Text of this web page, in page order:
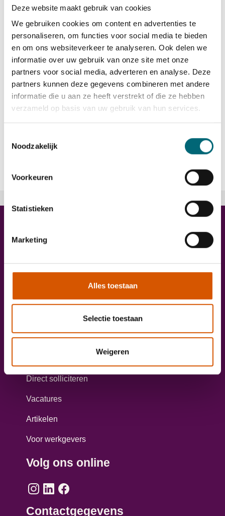
Deze website maakt gebruik van cookies
We gebruiken cookies om content en advertenties te
personaliseren, om functies voor social media te bieden
en om ons websiteverkeer te analyseren. Ook delen we
informatie over uw gebruik van onze site met onze
partners voor social media, adverteren en analyse. Deze
partners kunnen deze gegevens combineren met andere
informatie die u aan ze heeft verstrekt of die ze hebben
verzameld op basis van uw gebruik van hun services.
Noodzakelijk
Voorkeuren
Statistieken
Marketing
Alles toestaan
Selectie toestaan
Weigeren
In ongeveer 85 minuten wordt het praktijkexamen
examen succesvol hebt afgerond, dan ben je een
bevoegd taxichauffeur!
Ook taxichauffeur worden?
“Samen kom je verder, samen op
Onze diensten
Taxichauffeur worden?
Aanmelden opleiding personenvervoer
Direct solliciteren
Vacatures
Artikelen
Voor werkgevers
Volg ons online
Contactgegevens